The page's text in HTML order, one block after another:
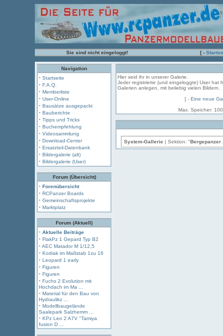
Sie sind nicht eingeloggt! [ -
Navigation
· Startseite
· F.A.Q.
· Memberliste
· User-Online
· Bausätze ausgepackt
· Bauberichte
· Tipps und Tricks
· Buchempfehlung
· Videosammlung
· Download-Center
· Ersatzteil-Datenbank
· Bildergalerie (alt)
· Bildergalerie (User)
Forum (Übersicht)
· Forenübersicht
· RCPanzer Boards
· Gemeinschaftsprojekte
· Marktplatz
Forum (Aktuell)
· Aktuelle Beiträge
· FlakPz 1 Gepard Typ B2
· AEC Matador M 1/12,5
· Kodiak im Maßstab 1zu 16
· Leopard 1 early
· Figuren
· Figuren
· Fuchs 2 Evolution mit
Hochdach im Ma ...
· Material für den Bau von
Hydraulikz ...
· Modellbaugelände
Saalepark Salzhemm ...
· KPz Leo 2 A7V "Tamiya
fusion D ...
Hier seid ihr in unserer Galerie.
Jeder registrierte (und eingeloggte) User hat
Galerien anlegen, mit beliebig vielen Bildern.
[ - Eine neue
Max. Speicher:
System-Gallerie | Sektion: "Bergepanzer